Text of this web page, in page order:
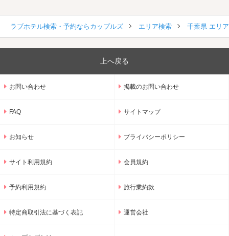
ラブホテル検索・予約ならカップルズ エリア検索 千葉県 エリ
上へ戻る
お問い合わせ 掲載のお問い合わせ
FAQ サイトマップ
お知らせ プライバシーポリシー
サイト利用規約 会員規約
予約利用規約 旅行業約款
特定商取引法に基づく表記 運営会社